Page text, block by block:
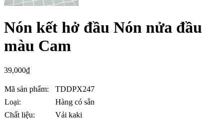
Nón kết hở đầu Nón nửa đầu
màu Cam
39,000₫
Mã sản phẩm:
TDDPX247
Loại:
Hàng có sẵn
Chất liệu:
Vải kaki